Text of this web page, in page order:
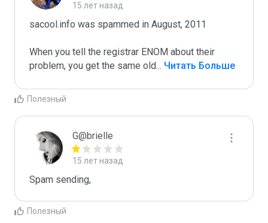
15 лет назад
sacool.info was spammed in August, 2011
When you tell the registrar ENOM about their
problem, you get the same old... Читать Больше
Полезный
G@brielle
15 лет назад
Spam sending,
Полезный